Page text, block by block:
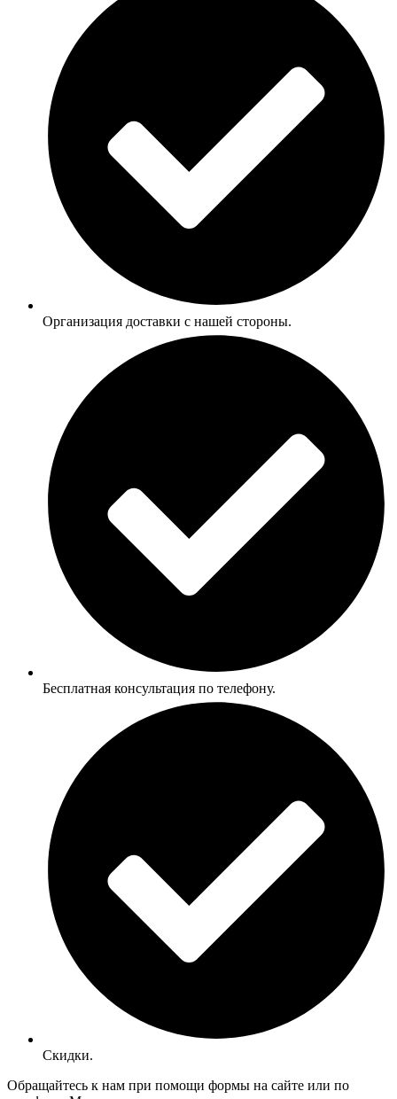
Организация доставки с нашей стороны.
Бесплатная консультация по телефону.
Скидки.
Обращайтесь к нам при помощи формы на сайте или по